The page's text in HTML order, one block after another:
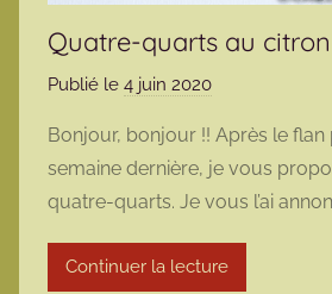
Quatre-quarts au citron
Publié le 4 juin 2020
r
m
a
r
m
Bonjour, bonjour !! Après le flan
semaine dernière, je vous
quatre-quarts. Je vous l’ai
Continuer la lecture